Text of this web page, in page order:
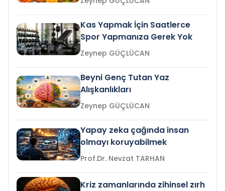
Kas Yapmak İçin Saatlerce
Spor Yapmanıza Gerek Yok
Zeynep GÜÇLÜCAN
Beyni Genç Tutan Yaz
Alışkanlıkları
Zeynep GÜÇLÜCAN
Yapay zeka çağında insan
olmayı koruyabilmek
Prof.Dr. Nevzat TARHAN
Kriz zamanlarında zihinsel zırh